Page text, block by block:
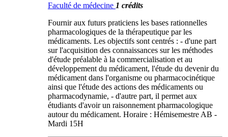
Faculté de médecine 1 crédits
Fournir aux futurs praticiens les bases rationnelles
pharmacologiques de la thérapeutique par les
médicaments. Les objectifs sont centrés : - d'une part
sur l'acquisition des connaissances sur les méthodes
d'étude préalable à la commercialisation et au
développement du médicament, l'étude du devenir du
médicament dans l'organisme ou pharmacocinétique
ainsi que l'étude des actions des médicaments ou
pharmacodynamie, - d'autre part, il permet aux
étudiants d'avoir un raisonnement pharmacologique
autour du médicament. Horaire : Hémisemestre AB -
Mardi 15H